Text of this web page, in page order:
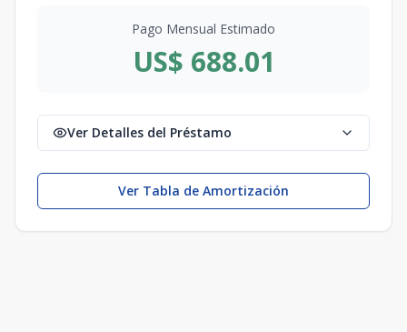
Pago Mensual Estimado
US$ 688.01
Ver Detalles del Préstamo
Ver Tabla de Amortización